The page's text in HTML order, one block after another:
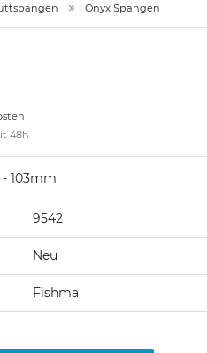
Onyx Spangen
48h
103mm
9542
Neu
Fishma